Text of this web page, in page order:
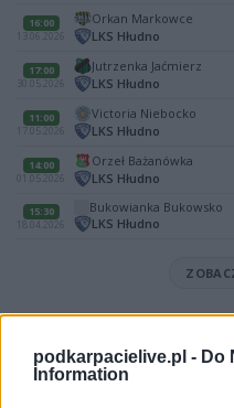
podkarpacielive.pl - Do
Information
16:00
13.06.2026
Orkan Markowce
LKS Hłudno
17:00
30.05.2026
Jutrzenka Jaćmierz
LKS Hłudno
11:00
17.05.2026
Victoria Niebocko
LKS Hłudno
14:00
01.05.2026
Orzeł Bażanówka
LKS Hłudno
15:30
18.04.2026
Bukowianka Bukowsko
LKS Hłudno
Mecz Victoria Niebocko - LKS
Spotkanie pomiędzy Victoria
zostanie w ramach Krosno >